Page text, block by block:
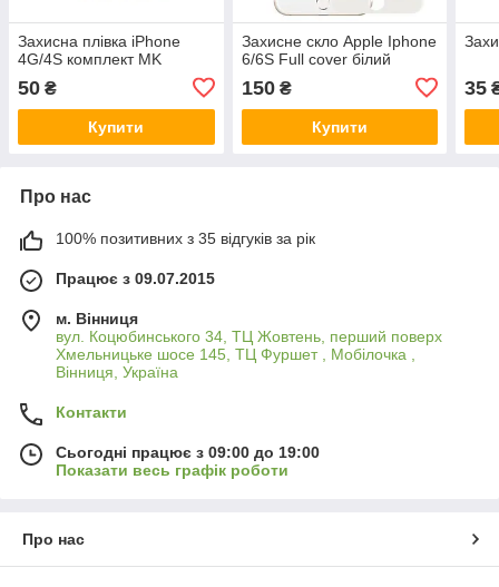
Захисна плівка iPhone
4G/4S комплект MK
50 ₴
Купити
Захисне скло Apple Iphone
6/6S Full cover білий
150₴
Купити
35
Про нас
100% позитивних з 35 відгуків за рік
Працює з 09.07.2015
м. Вінниця
вул. Коцюбинського 34, ТЦ Жовтень, перший поверх
Хмельницьке шосе 145, ТЦ Фуршет , Мобілочка ,
Вінниця, Україна
Контакти
Сьогодні працює з 09:00 до 19:00
Показати весь графік роботи
Про нас